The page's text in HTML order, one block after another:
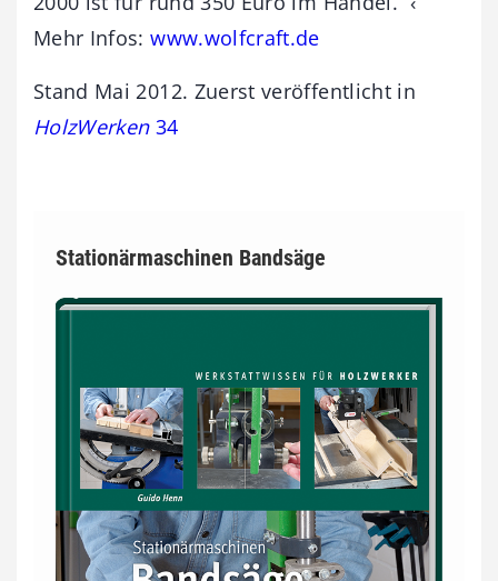
Mehr Infos:www.wolfcraft.de
Stand Mai 2012. Zuerst veröffentlicht in
HolzWerken34
Stationärmaschinen Bandsäge